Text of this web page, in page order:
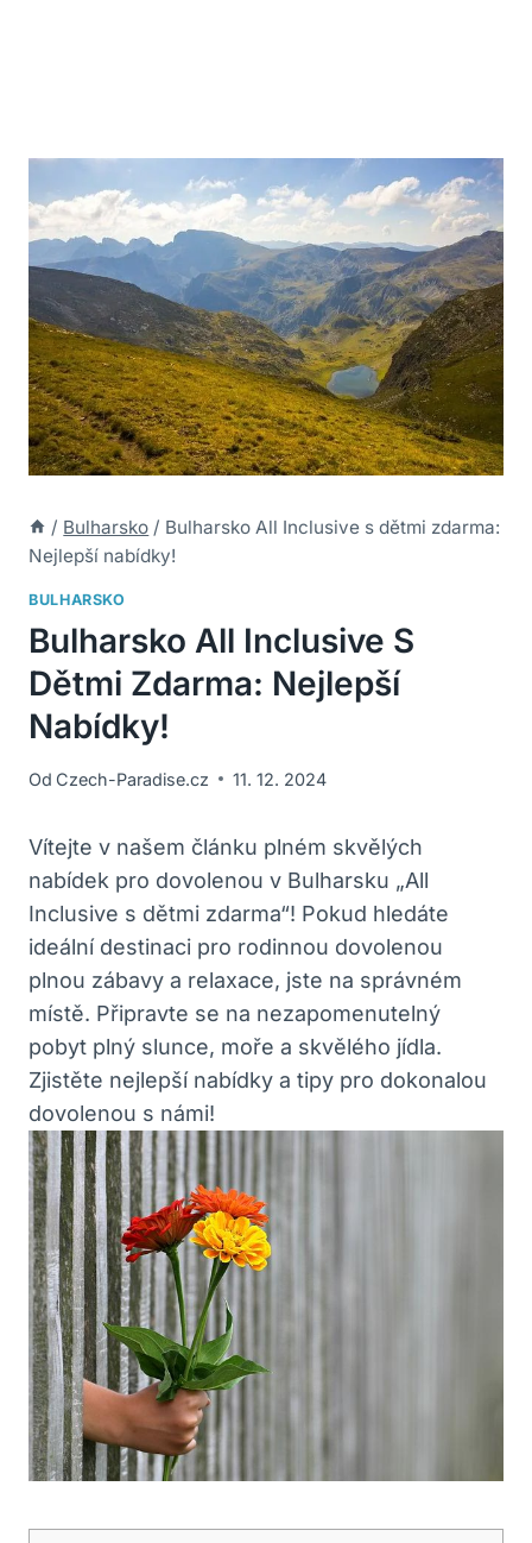
/ Bulharsko / Bulharsko All Inclusive s dětmi zdarma:
Nejlepší nabídky!
BULHARSKO
Bulharsko All Inclusive S
Dětmi Zdarma: Nejlepší
Nabídky!
Od Czech-Paradise.cz 11. 12. 2024
Vítejte v našem článku plném skvělých
nabídek pro dovolenou v Bulharsku „All
Inclusive s dětmi zdarma“! Pokud hledáte
ideální destinaci pro rodinnou dovolenou
plnou zábavy a relaxace, jste na správném
místě. Připravte se na nezapomenutelný
pobyt plný slunce, moře a skvělého jídla.
Zjistěte nejlepší nabídky a tipy pro dokonalou
dovolenou s námi!